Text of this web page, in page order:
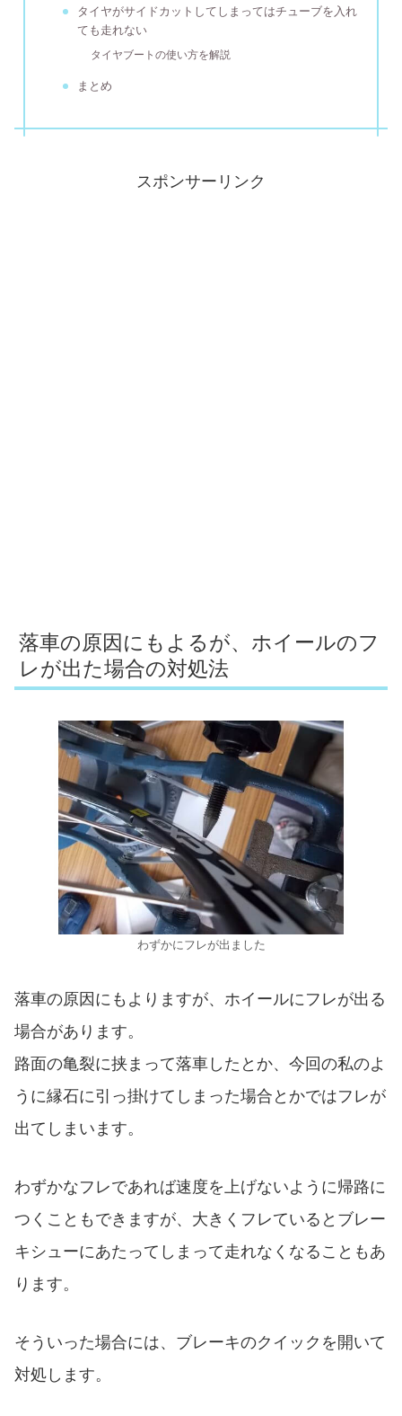
タイヤがサイドカットしてしまってはチューブを入れ
ても走れない
タイヤブートの使い方を解説
まとめ
スポンサーリンク
落車の原因にもよるが、ホイールのフ
レが出た場合の対処法
わずかにフレが出ました
落車の原因にもよりますが、ホイールにフレが出る
場合があります。
路面の亀裂に挟まって落車したとか、今回の私のよ
うに縁石に引っ掛けてしまった場合とかではフレが
出てしまいます。
わずかなフレであれば速度を上げないように帰路に
つくこともできますが、大きくフレているとブレー
キシューにあたってしまって走れなくなることもあ
ります。
そういった場合には、ブレーキのクイックを開いて
対処します。